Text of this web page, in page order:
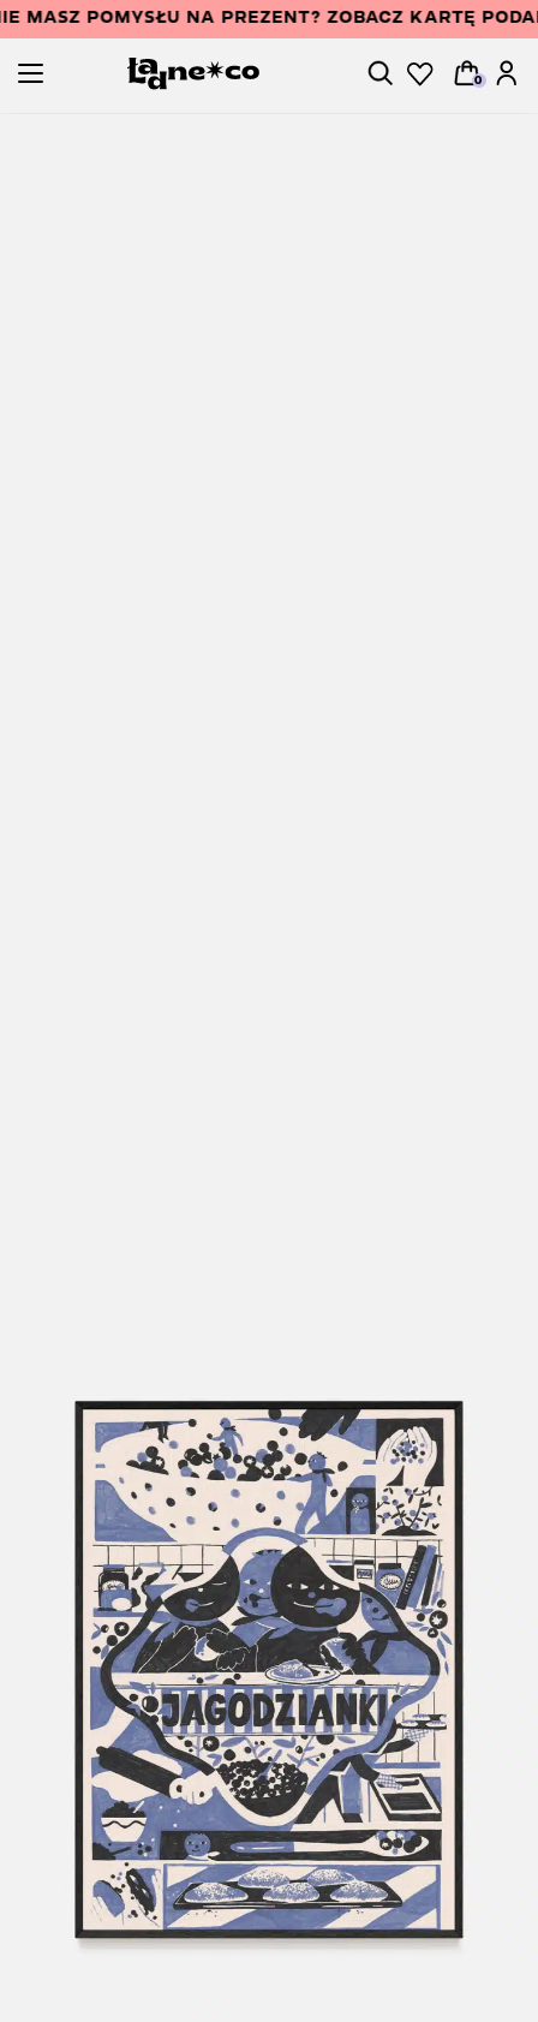
MASZ POMYSŁU NA PREZENT? ZOBACZ KARTĘ
0